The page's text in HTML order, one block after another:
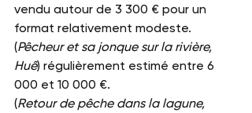
vendu autour de 3 300 € pour un
format relativement modeste.
(Pêcheur et sa jonque sur la rivière,
Huê) régulièrement estimé entre 6
000 et 10 000 €.
(Retour de pêche dans la lagune,